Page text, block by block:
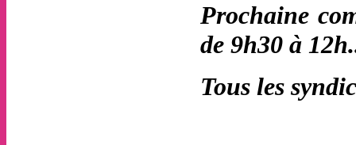
Prochaine
de 9h30 à
Tous les